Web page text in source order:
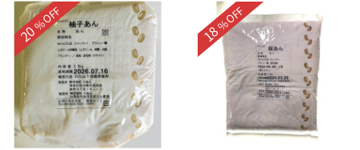
20%OFF 18%OFF